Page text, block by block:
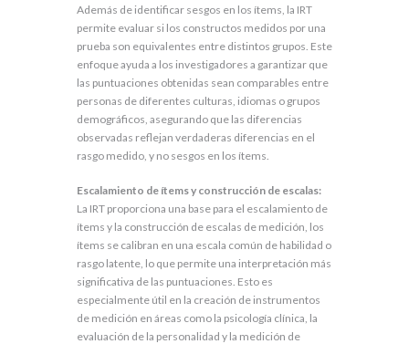
Además de identificar sesgos en los ítems, la IRT
permite evaluar si los constructos medidos por una
prueba son equivalentes entre distintos grupos. Este
enfoque ayuda a los investigadores a garantizar que
las puntuaciones obtenidas sean comparables entre
personas de diferentes culturas, idiomas o grupos
demográficos, asegurando que las diferencias
observadas reflejan verdaderas diferencias en el
rasgo medido, y no sesgos en los ítems.
Escalamiento de ítems y construcción de escalas:
La IRT proporciona una base para el escalamiento de
ítems y la construcción de escalas de medición, los
ítems se calibran en una escala común de habilidad o
rasgo latente, lo que permite una interpretación más
significativa de las puntuaciones. Esto es
especialmente útil en la creación de instrumentos
de medición en áreas como la psicología clínica, la
evaluación de la personalidad y la medición de